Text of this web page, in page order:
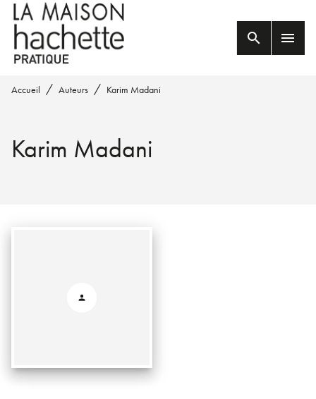
MENU RECHERCHE
PIED DE PAGE
search menu
Accueil / Auteurs / Karim Madani
Karim Madani